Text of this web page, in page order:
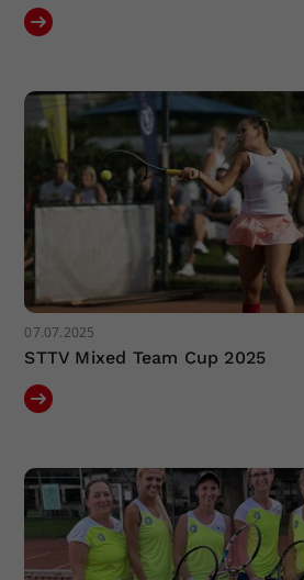
07.07.2025
STTV Mixed Team Cup 2025